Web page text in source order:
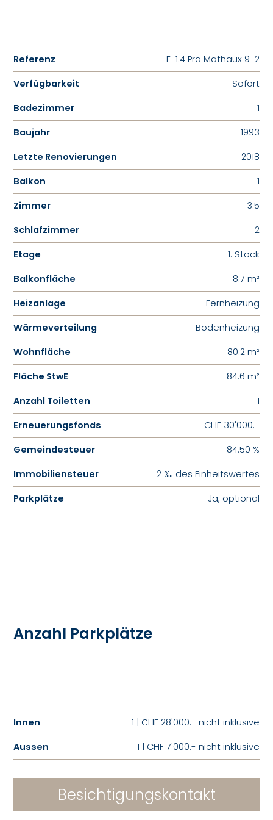
Referenz
E-1.4 Pra Mathaux 9-2
Verfügbarkeit
Sofort
Badezimmer
1
Baujahr
1993
Letzte Renovierungen
2018
Balkon
1
Zimmer
3.5
Schlafzimmer
2
Etage
1. Stock
Balkonfläche
8.7 m²
Heizanlage
Fernheizung
Wärmeverteilung
Bodenheizung
Wohnfläche
80.2 m²
Fläche StwE
84.6 m²
Anzahl Toiletten
1
Erneuerungsfonds
CHF 30'000.-
Gemeindesteuer
84.50 %
Immobiliensteuer
2 ‰ des Einheitswertes
Parkplätze
Ja, optional
Anzahl Parkplätze
Innen
1 | CHF 28'000.- nicht inklusive
Aussen
1 | CHF 7'000.- nicht inklusive
Besichtigungskontakt